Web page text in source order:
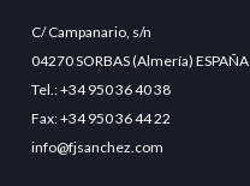
C/ Campanario, s/n
04270 SORBAS (Almería) ESPAÑA
Tel.: +34 950 36 40 38
Fax: +34 950 36 44 22
info@fjsanchez.com